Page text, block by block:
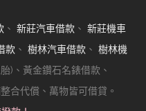
、 新莊汽車借款 、 新莊機車
款 、 樹林汽車借款 、 樹林機
)、黃金鑽石名錶借款、
合代償、萬物皆可借貸。